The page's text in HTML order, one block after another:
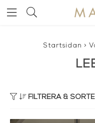
Startsidan >
FILTRERA &